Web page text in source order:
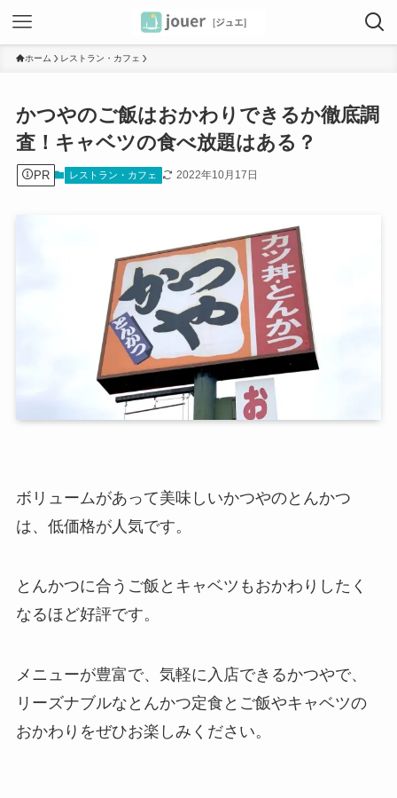
ホーム レストラン・カフェ
かつやのご飯はおかわりできるか徹底調
査！キャベツの食べ放題はある？
PR レストラン・カフェ 2022年10月17日
ボリュームがあって美味しいかつやのとんかつ
は、低価格が人気です。
とんかつに合うご飯とキャベツもおかわりしたく
なるほど好評です。
メニューが豊富で、気軽に入店できるかつやで、
リーズナブルなとんかつ定食とご飯やキャベツの
おかわりをぜひお楽しみください。